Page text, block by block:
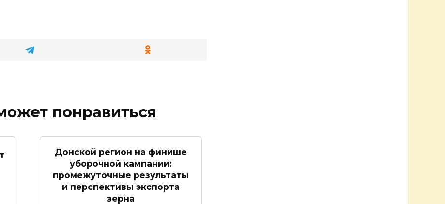
понравиться
Донской регион на финише
уборочной кампании:
промежуточные результаты
и перспективы экспорта
зерна